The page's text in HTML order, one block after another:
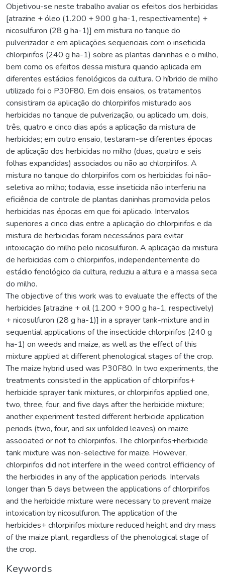
Objetivou-se neste trabalho avaliar os efeitos dos herbicidas
[atrazine + óleo (1.200 + 900 g ha-1, respectivamente) +
nicosulfuron (28 g ha-1)] em mistura no tanque do
pulverizador e em aplicações seqüenciais com o inseticida
chlorpirifos (240 g ha-1) sobre as plantas daninhas e o milho,
bem como os efeitos dessa mistura quando aplicada em
diferentes estádios fenológicos da cultura. O híbrido de milho
utilizado foi o P30F80. Em dois ensaios, os tratamentos
consistiram da aplicação do chlorpirifos misturado aos
herbicidas no tanque de pulverização, ou aplicado um, dois,
três, quatro e cinco dias após a aplicação da mistura de
herbicidas; em outro ensaio, testaram-se diferentes épocas
de aplicação dos herbicidas no milho (duas, quatro e seis
folhas expandidas) associados ou não ao chlorpirifos. A
mistura no tanque do chlorpirifos com os herbicidas foi não-
seletiva ao milho; todavia, esse inseticida não interferiu na
eficiência de controle de plantas daninhas promovida pelos
herbicidas nas épocas em que foi aplicado. Intervalos
superiores a cinco dias entre a aplicação do chlorpirifos e da
mistura de herbicidas foram necessários para evitar
intoxicação do milho pelo nicosulfuron. A aplicação da mistura
de herbicidas com o chlorpirifos, independentemente do
estádio fenológico da cultura, reduziu a altura e a massa seca
do milho.
The objective of this work was to evaluate the effects of the
herbicides [atrazine + oil (1.200 + 900 g ha-1, respectively)
+ nicosulfuron (28 g ha-1)] in a sprayer tank-mixture and in
sequential applications of the insecticide chlorpirifos (240 g
ha-1) on weeds and maize, as well as the effect of this
mixture applied at different phenological stages of the crop.
The maize hybrid used was P30F80. In two experiments, the
treatments consisted in the application of chlorpirifos+
herbicide sprayer tank mixtures, or chlorpirifos applied one,
two, three, four, and five days after the herbicide mixture;
another experiment tested different herbicide application
periods (two, four, and six unfolded leaves) on maize
associated or not to chlorpirifos. The chlorpirifos+herbicide
tank mixture was non-selective for maize. However,
chlorpirifos did not interfere in the weed control efficiency of
the herbicides in any of the application periods. Intervals
longer than 5 days between the applications of chlorpirifos
and the herbicide mixture were necessary to prevent maize
intoxication by nicosulfuron. The application of the
herbicides+ chlorpirifos mixture reduced height and dry mass
of the maize plant, regardless of the phenological stage of
the crop.
Keywords